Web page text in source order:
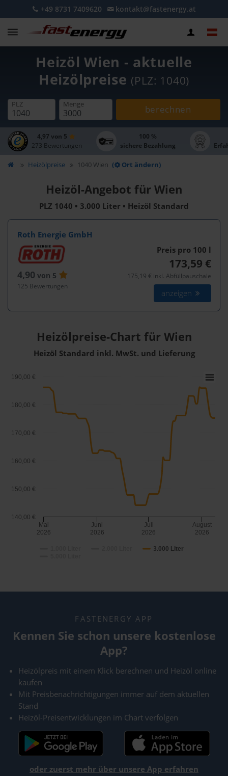
+49 8731 7409620 kontakt@fastenergy.at
Heizöl Wien - aktuelle
Heizölpreise (PLZ: 1040)
PLZ Menge berechnen
4,97 von 5
273 Bewertungen
100 %
sichere Bezahlung
Heizölpreise 1040 Wien ( Ort ändern)
Heizöl-Angebot für Wien
PLZ 1040 • 3.000 Liter • Heizöl Standard
Roth Energie GmbH
4,90 von 5
125 Bewertungen
Preis pro 100 l
173,59 €
175,19 € inkl. Abfüllpauschale
anzeigen
Heizölpreise-Chart für Wien
Heizöl Standard inkl. MwSt. und Lieferung
3.000 Liter
Mai
2026
Juni
2026
Juli
2026
August
2026
140,00 €
150,00 €
160,00 €
170,00 €
180,00 €
190,00 €
FASTENERGY APP
Kennen Sie schon unsere kostenlose
App?
Heizölpreis mit einem Klick berechnen und Heizöl online
kaufen
Mit Preisbenachrichtigungen immer auf dem aktuellen
Stand
Heizöl-Preisentwicklungen im Chart verfolgen
oder zuerst mehr über unsere App erfahren